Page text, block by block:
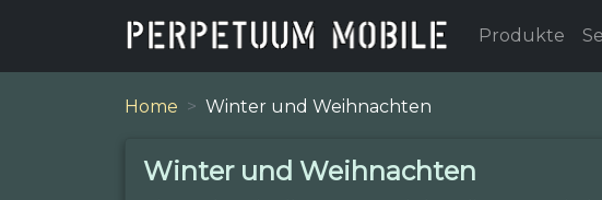
Produkte
Home Winter und Weihnachten
Winter und Weihnachten